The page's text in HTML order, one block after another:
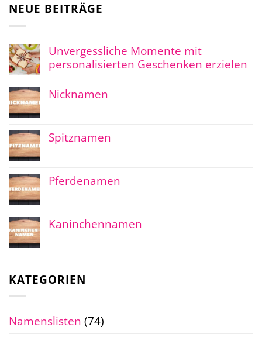
NEUE BEITRÄGE
Unvergessliche Momente mit
personalisierten Geschenken erzielen
Nicknamen
Spitznamen
Pferdenamen
Kaninchennamen
KATEGORIEN
Namenslisten (74)